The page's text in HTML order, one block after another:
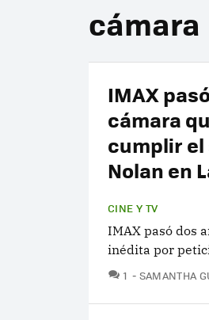
cámara
IMAX
cámara
cumplir
Nolan en
CINE Y TV
IMAX pasó dos
inédita por
1 COMENTARIOS
SAMANTHA